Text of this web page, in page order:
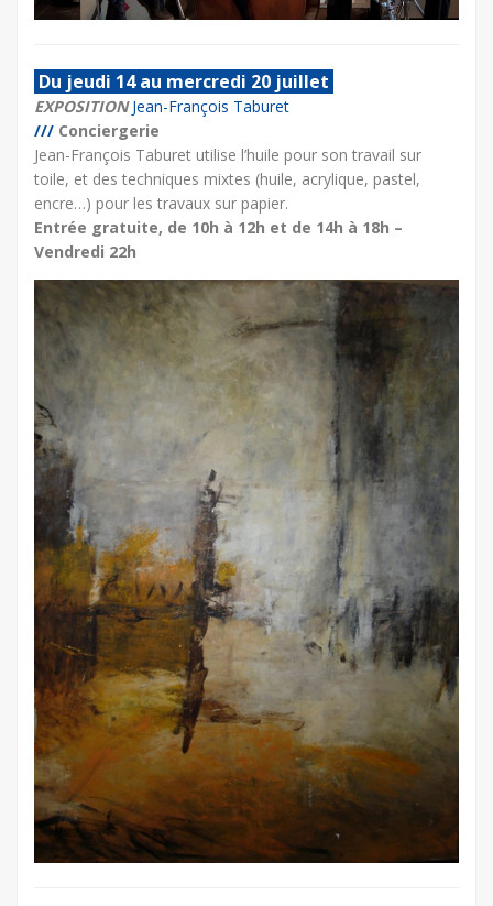
Du jeudi 14 au mercredi 20 juillet
EXPOSITION Jean-François Taburet
/// Conciergerie
Jean-François Taburet utilise l’huile pour son travail sur
toile, et des techniques mixtes (huile, acrylique, pastel,
encre…) pour les travaux sur papier.
Entrée gratuite, de 10h à 12h et de 14h à 18h –
Vendredi 22h